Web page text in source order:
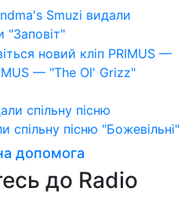
"Заповіт"
— "The Ol' Grizz"
пісню "Божевільні"
допомога
до Radio